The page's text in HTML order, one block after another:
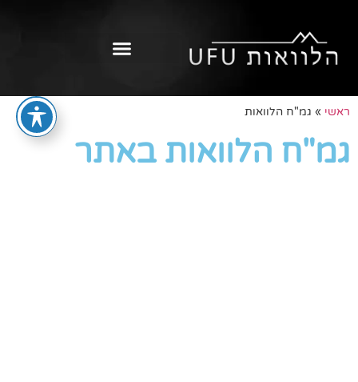
ראשי » גמ"ח הלוואות
גמ"ח הלוואות באתר